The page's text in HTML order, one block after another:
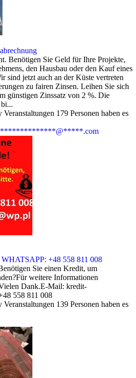
Benötigen Sie Geld für Ihre Projekte,
den Hausbau oder den Kauf eines
sind jetzt auch an der Küste vertreten
zu fairen Zinsen. Leihen Sie sich
günstigen Zinssatz von 2 %. Die
Veranstaltungen 179 Personen haben es
+48 558 811 008
Sie einen Kredit, um
weitere Informationen
Dank.E-Mail: kredit-
558 811 008
Veranstaltungen 139 Personen haben es